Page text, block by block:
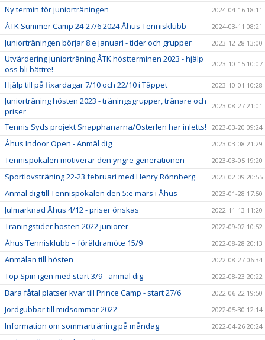
Ny termin för juniorträningen 2024-04-16 18:11
ÅTK Summer Camp 24-27/6 2024 Åhus Tennisklubb 2024-03-11 08:21
Juniorträningen börjar 8:e januari - tider och grupper 2023-12-28 13:00
Utvärdering juniorträning ÅTK höstterminen 2023 - hjälp
oss bli bättre!
2023-10-15 10:07
Hjälp till på fixardagar 7/10 och 22/10 i Täppet 2023-10-01 10:28
Juniorträning hösten 2023 - träningsgrupper, tränare och
priser
2023-08-27 21:01
Tennis Syds projekt Snapphanarna/Österlen har inletts! 2023-03-20 09:24
Åhus Indoor Open - Anmäl dig 2023-03-08 21:29
Tennispokalen motiverar den yngre generationen 2023-03-05 19:20
Sportlovsträning 22-23 februari med Henry Rönnberg 2023-02-09 20:55
Anmäl dig till Tennispokalen den 5:e mars i Åhus 2023-01-28 17:50
Julmarknad Åhus 4/12 - priser önskas 2022-11-13 11:20
Träningstider hösten 2022 juniorer 2022-09-02 10:52
Åhus Tennisklubb – föräldramöte 15/9 2022-08-28 20:13
Anmälan till hösten 2022-08-27 06:34
Top Spin igen med start 3/9 - anmäl dig 2022-08-23 20:22
Bara fåtal platser kvar till Prince Camp - start 27/6 2022-06-22 19:50
Jordgubbar till midsommar 2022 2022-05-30 12:14
Information om sommarträning på måndag 2022-04-26 20:24